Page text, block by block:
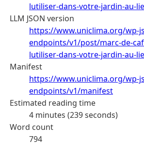
lutiliser-dans-votre-jardin-au-
LLM JSON version
https://www.uniclima.org/wp-
endpoints/v1/post/marc-de-
lutiliser-dans-votre-jardin-au-
Manifest
https://www.uniclima.org/wp-
endpoints/v1/manifest
Estimated reading time
4 minutes (239 seconds)
Word count
794